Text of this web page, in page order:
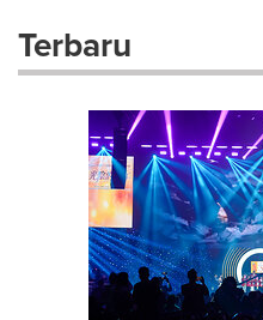
dropdown
will
Terbaru